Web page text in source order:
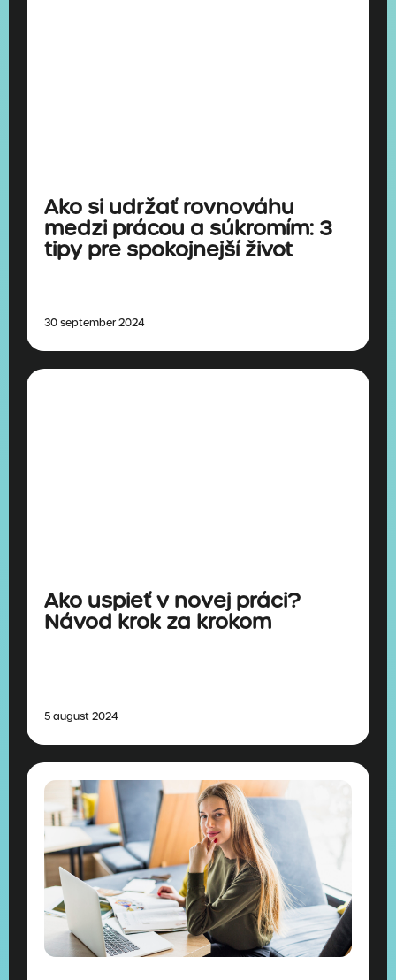
Ako si udržať rovnováhu
medzi prácou a súkromím: 3
tipy pre spokojnejší život
30 september 2024
Ako uspieť v novej práci?
Návod krok za krokom
5 august 2024